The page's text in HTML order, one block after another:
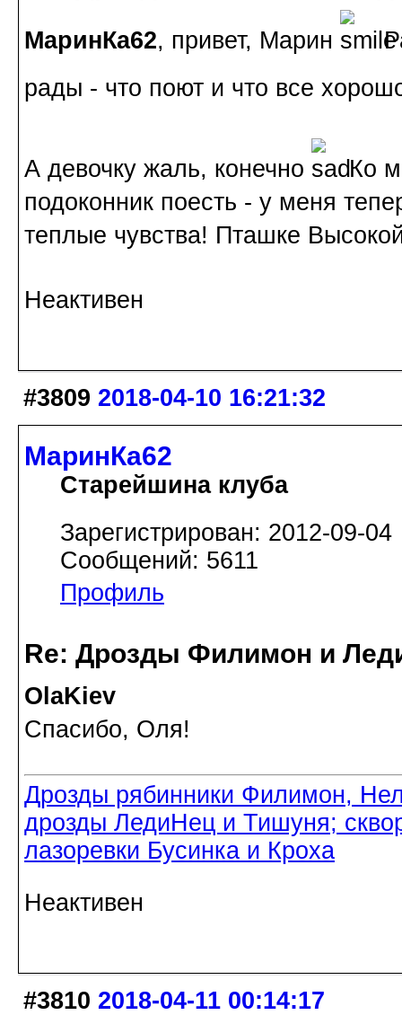
МаринКа62, привет, Марин
рады - что поют и что все
А девочку жаль, конечно
Ко
подоконник поесть - у меня
теплые чувства! Пташке
Неактивен
#3809 2018-04-10 16:21:32
МаринКа62
Старейшина клуба
Зарегистрирован: 2012-09-04
Сообщений: 5611
Профиль
Re: Дрозды Филимон и
OlaKiev
Спасибо, Оля!
Дрозды рябинники Филимон,
дрозды ЛедиНец и Тишуня;
лазоревки Бусинка и Кроха
Неактивен
#3810 2018-04-11 00:14:17